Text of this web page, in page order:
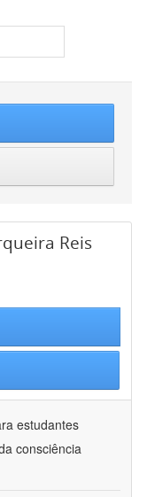
Reis
estudantes
consciência